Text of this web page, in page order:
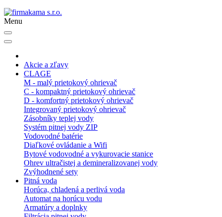
Menu
Akcie a zľavy
CLAGE
M - malý prietokový ohrievač
C - kompaktný prietokový ohrievač
D - komfortný prietokový ohrievač
Integrovaný prietokový ohrievač
Zásobníky teplej vody
Systém pitnej vody ZIP
Vodovodné batérie
Diaľkové ovládanie a Wifi
Bytové vodovodné a vykurovacie stanice
Ohrev ultračistej a demineralizovanej vody
Zvýhodnené sety
Pitná voda
Horúca, chladená a perlivá voda
Automat na horúcu vodu
Armatúry a doplnky